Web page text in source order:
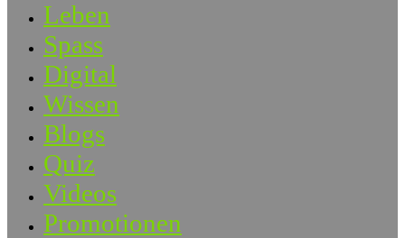
Leben
Spass
Digital
Wissen
Blogs
Quiz
Videos
Promotionen